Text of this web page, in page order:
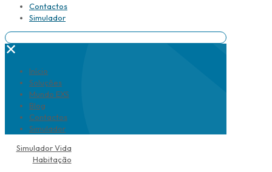
Contactos
Simulador
✕
Início
Soluções
Mundo EXS
Blog
Contactos
Simulador
Simulador Vida
Habitação